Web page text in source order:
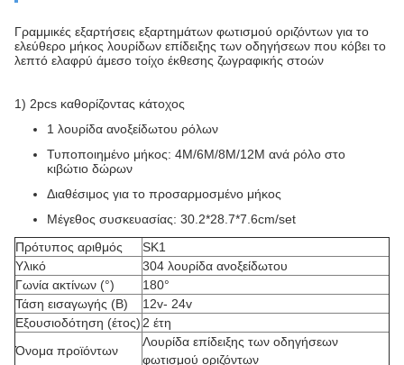
Γραμμικές εξαρτήσεις εξαρτημάτων φωτισμού οριζόντων για το
ελεύθερο μήκος λουρίδων επίδειξης των οδηγήσεων που κόβει το
λεπτό ελαφρύ άμεσο τοίχο έκθεσης ζωγραφικής στοών
1) 2pcs καθορίζοντας κάτοχος
1 λουρίδα ανοξείδωτου ρόλων
Τυποποιημένο μήκος: 4M/6M/8M/12M ανά ρόλο στο
κιβώτιο δώρων
Διαθέσιμος για το προσαρμοσμένο μήκος
Μέγεθος συσκευασίας: 30.2*28.7*7.6cm/set
Πρότυπος αριθμός
SK1
Υλικό
304 λουρίδα ανοξείδωτου
Γωνία ακτίνων (°)
180°
Τάση εισαγωγής (Β)
12v- 24v
Εξουσιοδότηση (έτος) 2 έτη
Όνομα προϊόντων
Λουρίδα επίδειξης των οδηγήσεων
φωτισμού οριζόντων